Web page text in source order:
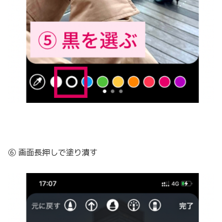
⑥ 画面長押しで塗り潰す